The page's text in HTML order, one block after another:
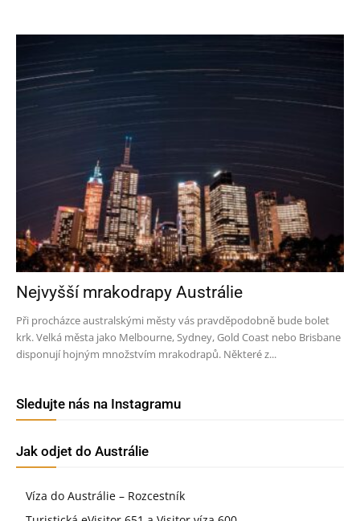
Nejvyšší mrakodrapy Austrálie
Při procházce australskými městy vás pravděpodobně bude bolet
krk. Velká města jako Melbourne, Sydney, Gold Coast nebo Brisbane
disponují hojným množstvím mrakodrapů. Některé z...
Sledujte nás na Instagramu
Jak odjet do Austrálie
Víza do Austrálie – Rozcestník